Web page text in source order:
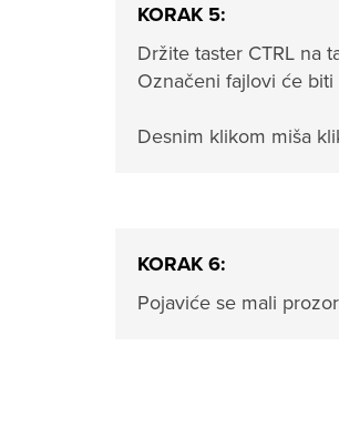
KORAK 5:
Držite taster CTRL na
Označeni fajlovi će
Desnim klikom miša
KORAK 6:
Pojaviće se mali